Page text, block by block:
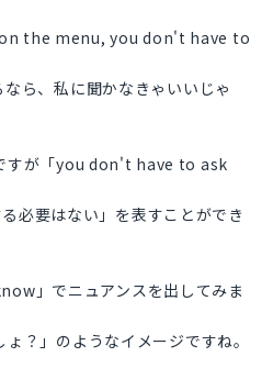
the menu, you don't have to
なら、私に聞かなきゃいいじゃ
すが「you don't have to ask
必要はない」を表すことができ
」でニュアンスを出してみま
？」のようなイメージですね。